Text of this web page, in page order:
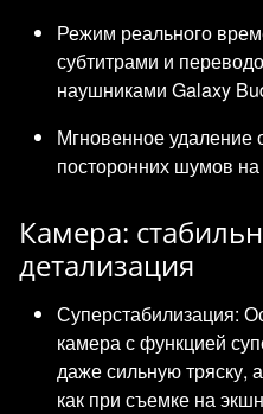
Режим реального
субтитрами и
наушниками Galaxy
Мгновенное удаление
посторонних шумов
Камера:
детализация
Суперстабилизация:
камера с функцией
даже сильную тряску,
как при съемке на